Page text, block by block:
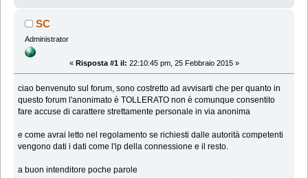
SC
Administrator
« Risposta #1 il: 22:10:45 pm, 25 Febbraio 2015 »
ciao benvenuto sul forum, sono costretto ad avvisarti che per quanto in
questo forum l'anonimato è TOLLERATO non è comunque consentito
fare accuse di carattere strettamente personale in via anonima
e come avrai letto nel regolamento se richiesti dalle autorità competenti
vengono dati i dati come l'ip della connessione e il resto.
a buon intenditore poche parole